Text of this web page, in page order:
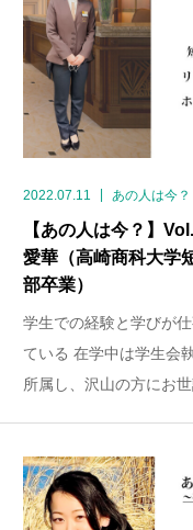
2022.07.11 あの人は今？
【あの人は今？】
愛華（高崎商科大学
部卒業）
学生での経験と学びが
ている 在学中は学生会
所属し、沢山の方にお